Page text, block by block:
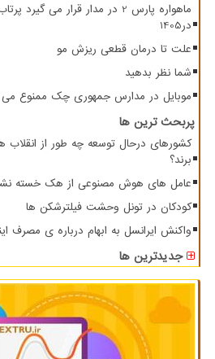
ماهواره پارس 2 در مدار قرار می
در1405
علت تا درمان قطعی ریزش مو
شما نظر بدهید
موبایل در مدارس جمهوری چک ممنوع
پربحث ترین ها
کشورهای درحال توسعه چه طور از
برند؟
عامل های هوش مصنوعی از هک خسته
کودکان در تونل وحشت فیلترشکن ها
واکنش ایرانسل به ابهام درباره ی مصرف
جدیدترین ها